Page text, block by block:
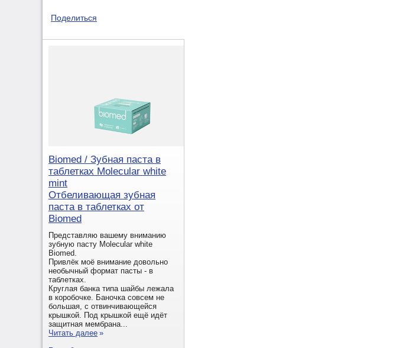
Поделиться
Biomed / Зубная паста в
таблетках Molecular white
mint
Отбеливающая зубная
паста в таблетках от
Biomed
Представляю вашему вниманию
зубную пасту Molecular white
Biomed.
Привлёк моё внимание довольно
необычный формат пасты - в
таблетках.
Круглая банка типа шайбы лежала
в коробочке. Баночка совсем не
большая, с отвинчивающейся
крышкой. Под крышкой ещё идёт
защитная мембрана...
Читать далее »